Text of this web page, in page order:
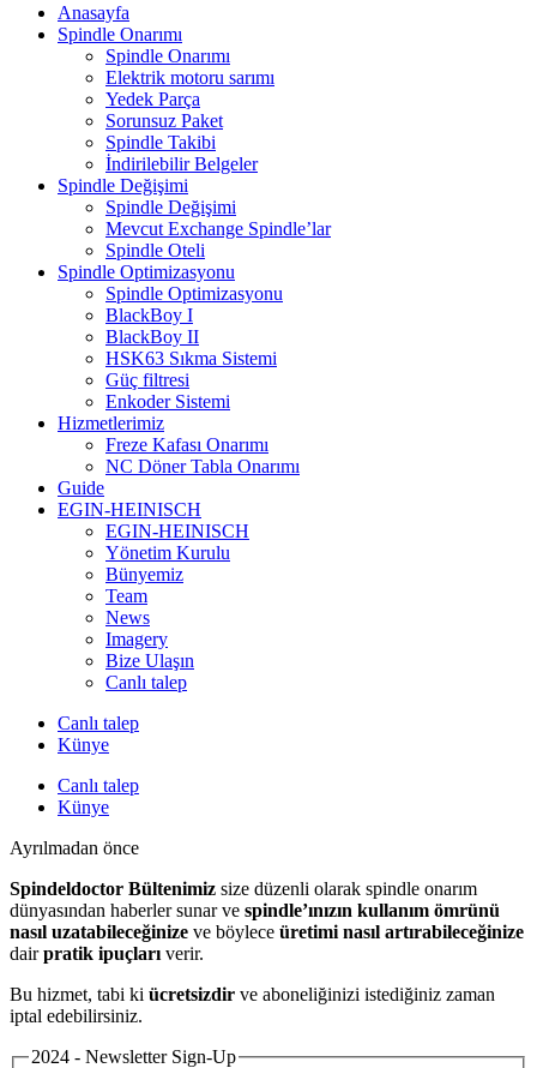
Anasayfa
Spindle Onarımı
Spindle Onarımı
Elektrik motoru sarımı
Yedek Parça
Sorunsuz Paket
Spindle Takibi
İndirilebilir Belgeler
Spindle Değişimi
Spindle Değişimi
Mevcut Exchange Spindle’lar
Spindle Oteli
Spindle Optimizasyonu
Spindle Optimizasyonu
BlackBoy I
BlackBoy II
HSK63 Sıkma Sistemi
Güç filtresi
Enkoder Sistemi
Hizmetlerimiz
Freze Kafası Onarımı
NC Döner Tabla Onarımı
Guide
EGIN-HEINISCH
EGIN-HEINISCH
Yönetim Kurulu
Bünyemiz
Team
News
Imagery
Bize Ulaşın
Canlı talep
Canlı talep
Künye
Canlı talep
Künye
Ayrılmadan önce
Spindeldoctor Bültenimiz size düzenli olarak spindle onarım
dünyasından haberler sunar ve spindle’ınızın kullanım ömrünü
nasıl uzatabileceğinize ve böylece üretimi nasıl artırabileceğinize
dairpratik ipuçları verir.
Bu hizmet, tabi ki ücretsizdir ve aboneliğinizi istediğiniz zaman
iptal edebilirsiniz.
2024 - Newsletter Sign-Up